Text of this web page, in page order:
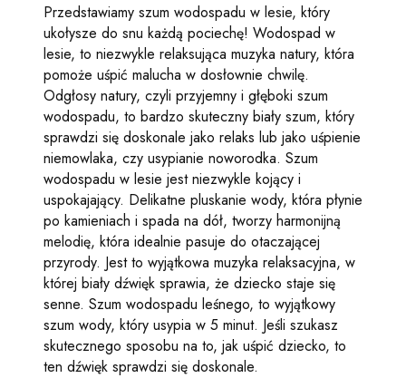
Przedstawiamy szum wodospadu w lesie, który
ukołysze do snu każdą pociechę! Wodospad w
lesie, to niezwykle relaksująca muzyka natury, która
pomoże uśpić malucha w dosłownie chwilę.
Odgłosy natury, czyli przyjemny i głęboki szum
wodospadu, to bardzo skuteczny biały szum, który
sprawdzi się doskonale jako relaks lub jako uśpienie
niemowlaka, czy usypianie noworodka. Szum
wodospadu w lesie jest niezwykle kojący i
uspokajający. Delikatne pluskanie wody, która płynie
po kamieniach i spada na dół, tworzy harmonijną
melodię, która idealnie pasuje do otaczającej
przyrody. Jest to wyjątkowa muzyka relaksacyjna, w
której biały dźwięk sprawia, że dziecko staje się
senne. Szum wodospadu leśnego, to wyjątkowy
szum wody, który usypia w 5 minut. Jeśli szukasz
skutecznego sposobu na to, jak uśpić dziecko, to
ten dźwięk sprawdzi się doskonale.